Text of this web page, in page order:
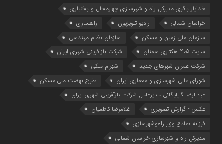
خدایار باقری مدیرکل راه و شهرسازی چهارمحال و بختیاری
خراسان شمالی
رادیو تلویزیون
راهسازی
سازمان ملی زمین و مسکن
سازمان نظام مهندسی
سایت 205 هکتاری سمنان
شرکت بازافرینی شهری ایران
شرکت عمران شهرهای جدید
شهرام ملکی
شوراي عالي شهرسازی و معماري ايران
طرح نهضت ملی مسکن
عبدالرضا گلپایگانی مدیرعامل شرکت بازآفرینی شهری ایران
عکس - گزارش تصویری
غلامرضا کاظمیان
فرزانه صادق وزیر راه‌وشهرسازی
مدیرکل راه و شهرسازی خراسان شمالی